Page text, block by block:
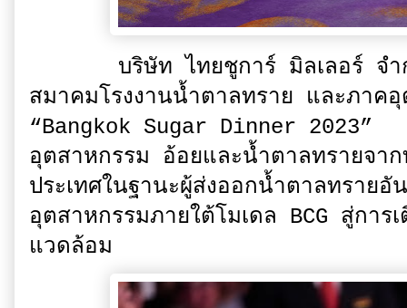
บริษัท ไทยชูการ์ มิลเลอร์ จำกัด
สมาคมโรงงานน้ำตาลทราย และภาค
“Bangkok Sugar Dinner 2023”
อุตสาหกรรม อ้อยและน้ำตาลทรายจา
ประเทศในฐานะผู้ส่งออกน้ำตาลทรา
อุตสาหกรรมภายใต้โมเดล BCG สู่กา
แวดล้อม